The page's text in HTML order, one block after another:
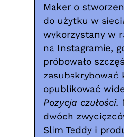
Maker o
do użytku w
wykorzystany w
na Instagramie,
próbowało
zasubskrybować
opublikować
Pozycja czułości.
dwóch
Slim Teddy i